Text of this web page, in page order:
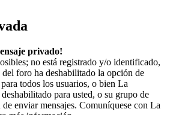
privado!
no está registrado y/o identificado,
foro ha deshabilitado la opción de
todos los usuarios, o bien La
para usted, o su grupo de
enviar mensajes. Comuníquese con La